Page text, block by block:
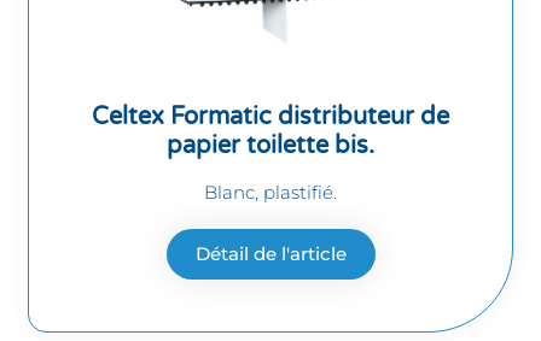
Celtex Formatic distributeur de
papier toilette bis.
Blanc, plastifié.
Détail de l'article